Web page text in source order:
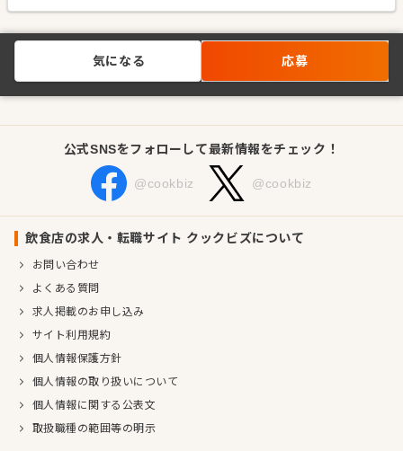
気になる 応募
公式SNSをフォローして最新情報をチェック！
@cookbiz @cookbiz
飲食店の求人・転職サイト クックビズについて
お問い合わせ
よくある質問
求人掲載のお申し込み
サイト利用規約
個人情報保護方針
個人情報の取り扱いについて
個人情報に関する公表文
取扱職種の範囲等の明示